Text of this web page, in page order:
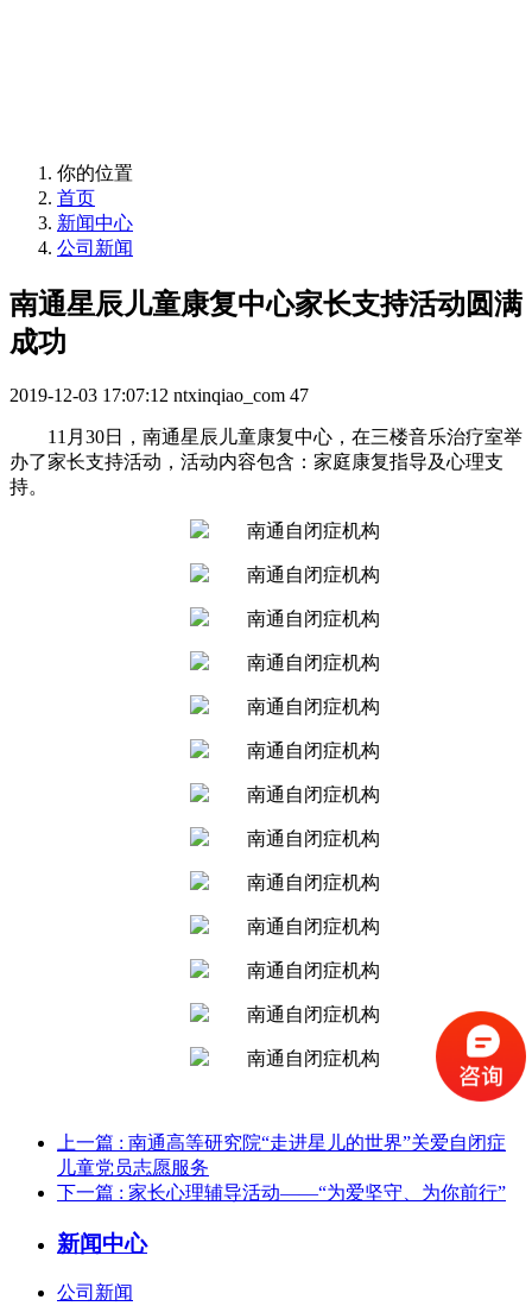
你的位置
首页
新闻中心
公司新闻
南通星辰儿童康复中心家长支持活动圆满
成功
2019-12-03 17:07:12 ntxinqiao_com 47
11月30日，南通星辰儿童康复中心，在三楼音乐治疗室举
办了家长支持活动，活动内容包含：家庭康复指导及心理支
持。
上一篇 : 南通高等研究院“走进星儿的世界”关爱自闭症
儿童党员志愿服务
下一篇 : 家长心理辅导活动——“为爱坚守、为你前行”
新闻中心
公司新闻